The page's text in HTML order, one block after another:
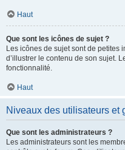
Haut
Que sont les icônes de sujet ?
Les icônes de sujet sont de petites
d’illustrer le contenu de son sujet.
fonctionnalité.
Haut
Niveaux des utilisateurs et
Que sont les administrateurs ?
Les administrateurs sont les